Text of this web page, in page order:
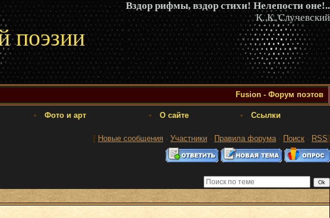
Вздор рифмы, вздор стихи! Нелепости оне!..
К. К. Случевский
поэзии
Fusion - Форум поэтов
Фото и арт О сайте Ссылки
[ Новые сообщения · Участники · Правила форума· Поиск · RSS]